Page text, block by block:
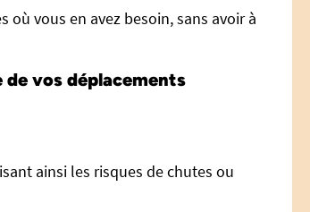
vous en avez besoin, sans avoir à
de vos déplacements
ainsi les risques de chutes ou